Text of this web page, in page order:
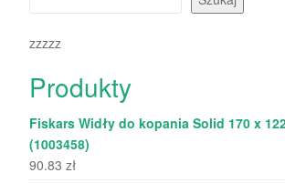
zzzzz
Produkty
Fiskars Widły do kopania Solid 170 x
(1003458)
90.83 zł